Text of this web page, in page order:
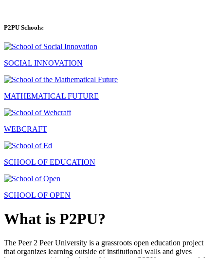
P2PU Schools:
SOCIAL INNOVATION
MATHEMATICAL FUTURE
WEBCRAFT
SCHOOL OF EDUCATION
SCHOOL OF OPEN
What is P2PU?
The Peer 2 Peer University is a grassroots open education project
that organizes learning outside of institutional walls and gives